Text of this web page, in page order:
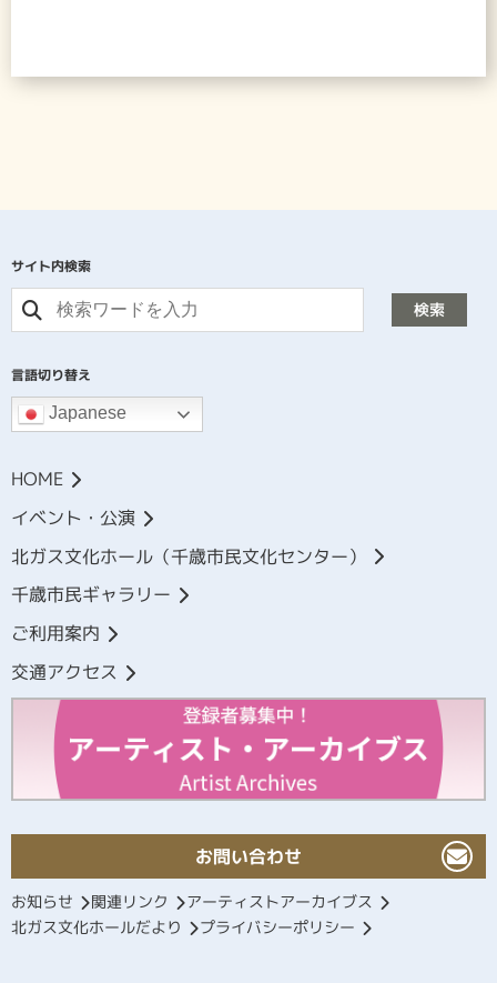
サイト内検索
検索
言語切り替え
Japanese
HOME
イベント・公演
北ガス文化ホール（千歳市民文化センター）
千歳市民ギャラリー
ご利用案内
交通アクセス
お問い合わせ
お知らせ 関連リンク
アーティストアーカイブス
北ガス文化ホールだより
プライバシーポリシー